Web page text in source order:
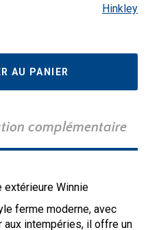
Hinkley
AU PANIER
complémentaire
extérieure Winnie
ferme moderne, avec
aux intempéries, il offre un